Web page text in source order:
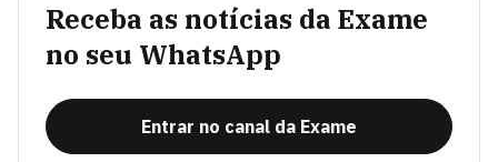
Receba as notícias da Exame
no seu WhatsApp
Entrar no canal da Exame